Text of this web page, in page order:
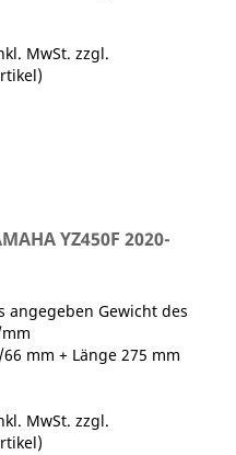
MwSt. zzgl.
)
YZ450F 2020-
angegeben Gewicht des
mm + Länge 275 mm
MwSt. zzgl.
)